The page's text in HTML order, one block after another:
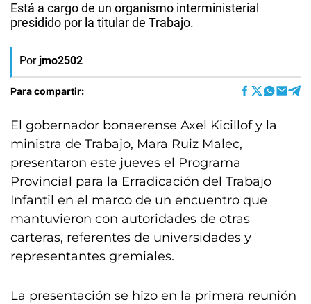
Está a cargo de un organismo interministerial
presidido por la titular de Trabajo.
Por jmo2502
Para compartir:
El gobernador bonaerense Axel Kicillof y la
ministra de Trabajo, Mara Ruiz Malec,
presentaron este jueves el Programa
Provincial para la Erradicación del Trabajo
Infantil en el marco de un encuentro que
mantuvieron con autoridades de otras
carteras, referentes de universidades y
representantes gremiales.
La presentación se hizo en la primera reunión